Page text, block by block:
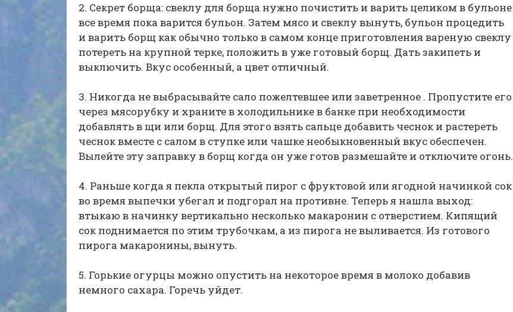
2. Секрет борща: свеклу для борща нужно почистить и варить целиком в бульоне
все время пока варится бульон. Затем мясо и свеклу вынуть, бульон процедить
и варить борщ как обычно только в самом конце приготовления вареную свеклу
потереть на крупной терке, положить в уже готовый борщ. Дать закипеть и
выключить. Вкус особенный, а цвет отличный.
3. Никогда не выбрасывайте сало пожелтевшее или заветренное . Пропустите его
через мясорубку и храните в холодильнике в банке при необходимости
добавлять в щи или борщ. Для этого взять сальце добавить чеснок и растереть
чеснок вместе с салом в ступке или чашке необыкновенный вкус обеспечен.
Вылейте эту заправку в борщ когда он уже готов размешайте и отключите огонь.
4. Раньше когда я пекла открытый пирог с фруктовой или ягодной начинкой сок
во время выпечки убегал и подгорал на противне. Теперь я нашла выход:
втыкаю в начинку вертикально несколько макаронин с отверстием. Кипящий
сок поднимается по этим трубочкам, а из пирога не выливается. Из готового
пирога макаронины, вынуть.
5. Горькие огурцы можно опустить на некоторое время в молоко добавив
немного сахара. Горечь уйдет.